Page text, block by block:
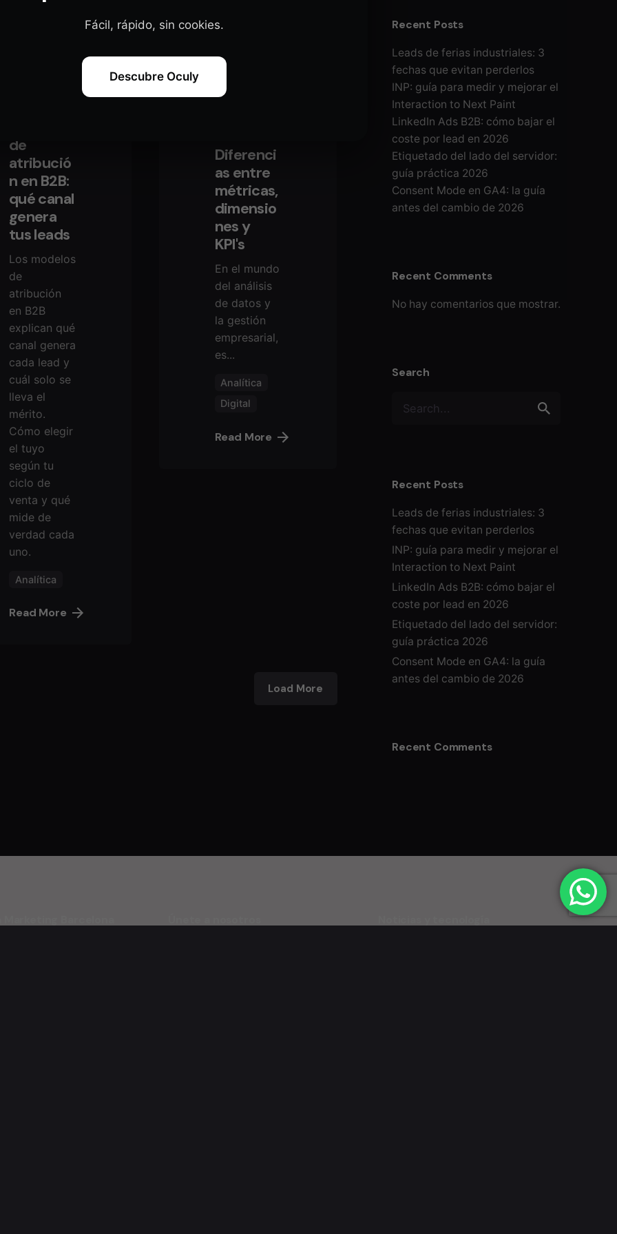
de
atribució
n en B2B:
qué canal
genera
tus leads
Los modelos
de
atribución
en B2B
explican qué
canal genera
cada lead y
cuál solo se
lleva el
mérito.
Cómo elegir
el tuyo
según tu
ciclo de
venta y qué
mide de
verdad cada
uno.
Analítica
Read More
Diferenci
as entre
métricas,
dimensio
nes y
KPI's
En el mundo
del análisis
de datos y
la gestión
empresarial,
es...
Analítica
Digital
Read More
Load More
Recent Posts
Leads de ferias industriales: 3
fechas que evitan perderlos
INP: guía para medir y mejorar el
Interaction to Next Paint
LinkedIn Ads B2B: cómo bajar el
coste por lead en 2026
Etiquetado del lado del servidor:
guía práctica 2026
Consent Mode en GA4: la guía
antes del cambio de 2026
Recent Comments
No hay comentarios que mostrar.
Search
h
o
r
Recent Posts
Leads de ferias industriales: 3
fechas que evitan perderlos
INP: guía para medir y mejorar el
Interaction to Next Paint
LinkedIn Ads B2B: cómo bajar el
coste por lead en 2026
Etiquetado del lado del servidor:
guía práctica 2026
Consent Mode en GA4: la guía
antes del cambio de 2026
Recent Comments
Fácil, rápido, sin cookies.
Descubre Oculy